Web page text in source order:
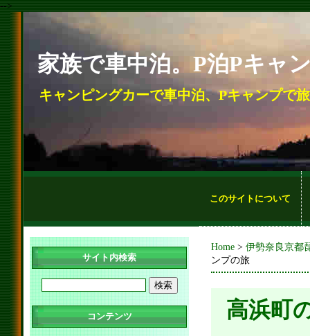
-->
家族で車中泊。P泊Pキャ
キャンピングカーで車中泊、Pキャンプで
このサイトについて
Home > 伊勢奈良京都
ンプの旅
高浜町
サイト内検索
コンテンツ